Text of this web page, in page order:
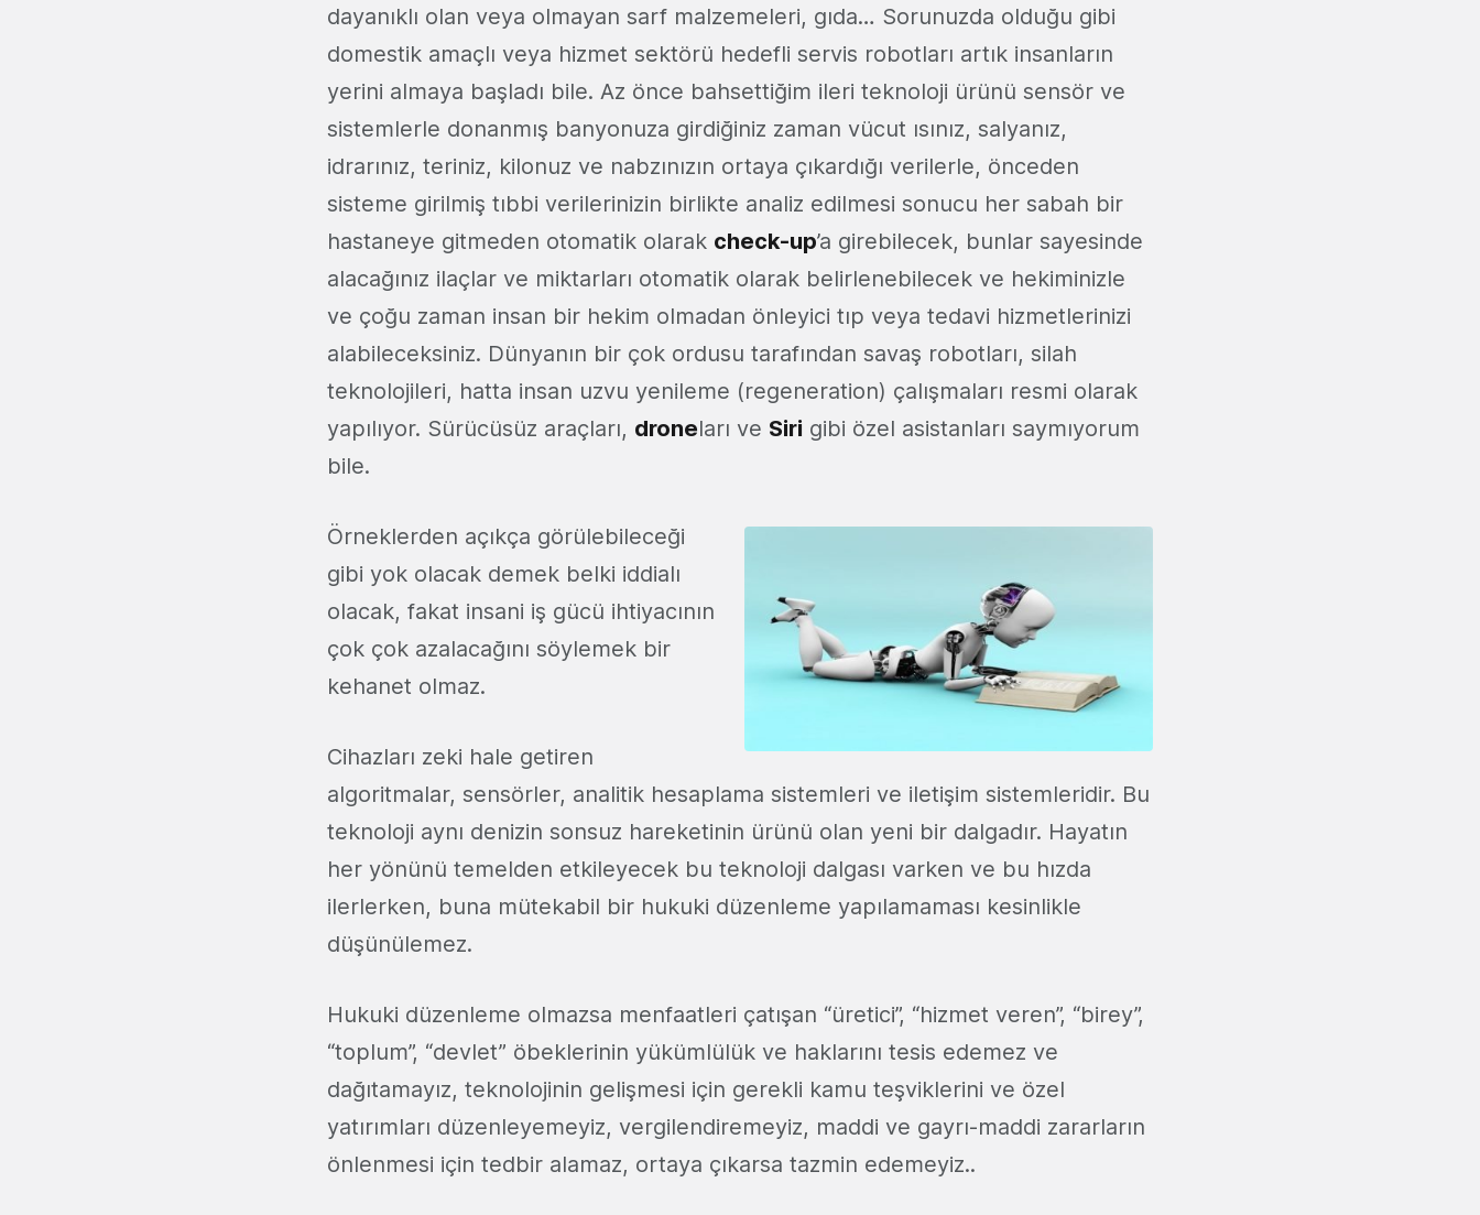
dayanıklı olan veya olmayan sarf malzemeleri, gıda… Sorunuzda olduğu gibi
domestik amaçlı veya hizmet sektörü hedefli servis robotları artık insanların
yerini almaya başladı bile. Az önce bahsettiğim ileri teknoloji ürünü sensör ve
sistemlerle donanmış banyonuza girdiğiniz zaman vücut ısınız, salyanız,
idrarınız, teriniz, kilonuz ve nabzınızın ortaya çıkardığı verilerle, önceden
sisteme girilmiş tıbbi verilerinizin birlikte analiz edilmesi sonucu her sabah bir
hastaneye gitmeden otomatik olarak check-up’a girebilecek, bunlar sayesinde
alacağınız ilaçlar ve miktarları otomatik olarak belirlenebilecek ve hekiminizle
ve çoğu zaman insan bir hekim olmadan önleyici tıp veya tedavi hizmetlerinizi
alabileceksiniz. Dünyanın bir çok ordusu tarafından savaş robotları, silah
teknolojileri, hatta insan uzvu yenileme (regeneration) çalışmaları resmi olarak
yapılıyor. Sürücüsüz araçları, droneları ve Siri gibi özel asistanları saymıyorum
bile.
Örneklerden açıkça görülebileceği
gibi yok olacak demek belki iddialı
olacak, fakat insani iş gücü ihtiyacının
çok çok azalacağını söylemek bir
kehanet olmaz.
Cihazları zeki hale getiren
algoritmalar, sensörler, analitik hesaplama sistemleri ve iletişim sistemleridir. Bu
teknoloji aynı denizin sonsuz hareketinin ürünü olan yeni bir dalgadır. Hayatın
her yönünü temelden etkileyecek bu teknoloji dalgası varken ve bu hızda
ilerlerken, buna mütekabil bir hukuki düzenleme yapılamaması kesinlikle
düşünülemez.
Hukuki düzenleme olmazsa menfaatleri çatışan “üretici”, “hizmet veren”, “birey”,
“toplum”, “devlet” öbeklerinin yükümlülük ve haklarını tesis edemez ve
dağıtamayız, teknolojinin gelişmesi için gerekli kamu teşviklerini ve özel
yatırımları düzenleyemeyiz, vergilendiremeyiz, maddi ve gayrı-maddi zararların
önlenmesi için tedbir alamaz, ortaya çıkarsa tazmin edemeyiz..